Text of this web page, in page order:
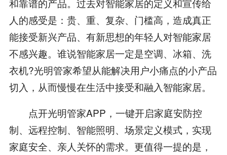
人的感受是：贵、重、复杂、门槛高，造成真正
能接受新兴产品、有新思想的年轻人对智能家居
不感兴趣。谁说智能家居一定是空调、冰箱、洗
衣机?光明管家希望从能解决用户小痛点的小产品
切入，从而慢慢在生活中接受和融入智能家居。
点开光明管家APP，一键开启家庭安防控
制、远程控制、智能照明、场景定义模式，实现
家庭安全、亲人关怀的需求。更值得一提的是，